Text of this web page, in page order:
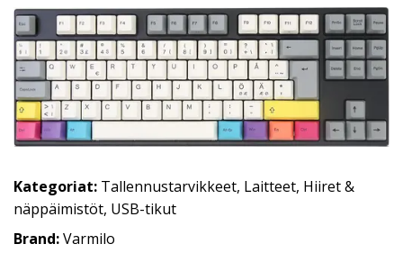
Kategoriat: Tallennustarvikkeet, Laitteet, Hiiret &
näppäimistöt, USB-tikut
Brand:Varmilo